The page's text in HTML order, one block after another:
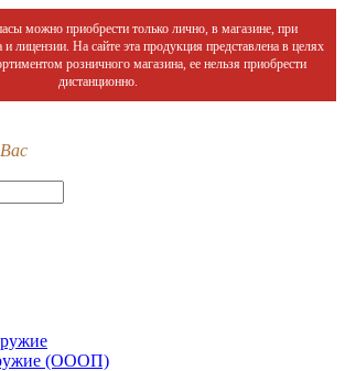
можно приобрести только лично, в магазине, при
и лицензии. На сайте эта продукция представлена в целях
розничного магазина, ее нельзя приобрести
дистанционно.
(ОООП)